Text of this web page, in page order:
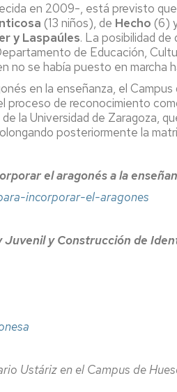
en 2009-, está previsto
(13 niños), de Hecho (6)
y Laspaúles. La posibilidad
de Educación,
no se había puesto en marcha
en la enseñanza, el
proceso de reconocimiento
la Universidad de Zaragoza,
posteriormente la
el aragonés a la
incorporar-el-aragones
y Construcción de
Ustáriz en el Campus de